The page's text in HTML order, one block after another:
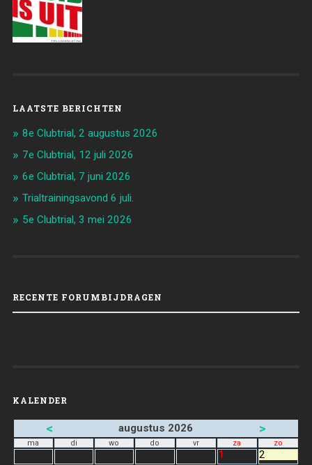
LAATSTE BERICHTEN
8e Clubtrial, 2 augustus 2026
7e Clubtrial, 12 juli 2026
6e Clubtrial, 7 juni 2026
Trialtrainingsavond 6 juli.
5e Clubtrial, 3 mei 2026
RECENTE FORUMBIJDRAGEN
KALENDER
< augustus 2026 >
ma di wo do vr za zo
1 2